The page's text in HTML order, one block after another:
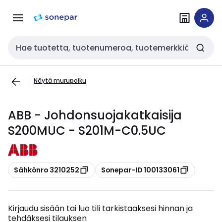
navigointiinsisältöön
Haku
Näytä murupolku
ABB - Johdonsuojakatkaisija
S200MUC - S201M-C0.5UC
Kopioi
Sähkönro 3210252 Kopioi
Sonepar-ID 100133061
Kirjaudu sisään tai luo tili tarkistaaksesi hinnan ja
tehdäksesi tilauksen